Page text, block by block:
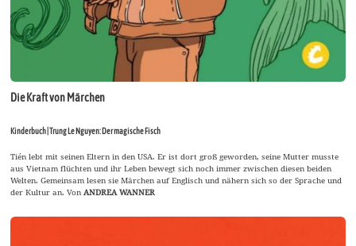
Die Kraft von Märchen
Kinderbuch | Trung Le Nguyen: Der magische Fisch
Tién lebt mit seinen Eltern in den USA. Er ist dort groß geworden, seine Mutter musste
aus Vietnam flüchten und ihr Leben bewegt sich noch immer zwischen diesen beiden
Welten. Gemeinsam lesen sie Märchen auf Englisch und nähern sich so der Sprache und
der Kultur an. Von ANDREA WANNER